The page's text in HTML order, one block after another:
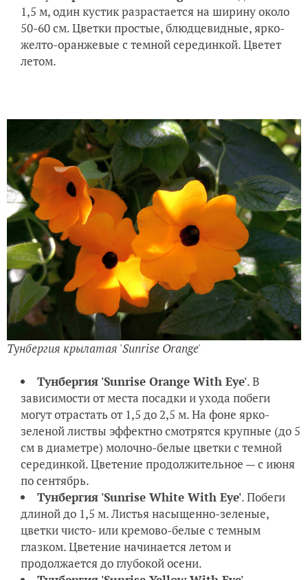
1,5 м, один кустик разрастается на ширину около
50-60 см. Цветки простые, блюдцевидные, ярко-
желто-оранжевые с темной серединкой. Цветет
летом.
Тунбергия крылатая 'Sunrise Orange'
Тунбергия 'Sunrise Orange With Eye'. В
зависимости от места посадки и ухода побеги
могут отрастать от 1,5 до 2,5 м. На фоне ярко-
зеленой листвы эффектно смотрятся крупные (до 5
см в диаметре) молочно-белые цветки с темной
серединкой. Цветение продолжительное — с июня
по сентябрь.
Тунбергия 'Sunrise White With Eye'. Побеги
длиной до 1,5 м. Листья насыщенно-зеленые,
цветки чисто- или кремово-белые с темным
глазком. Цветение начинается летом и
продолжается до глубокой осени.